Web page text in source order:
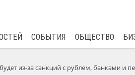
СОБЫТИЯ ОБЩЕСТВО
из-за санкций с рублем, банками и